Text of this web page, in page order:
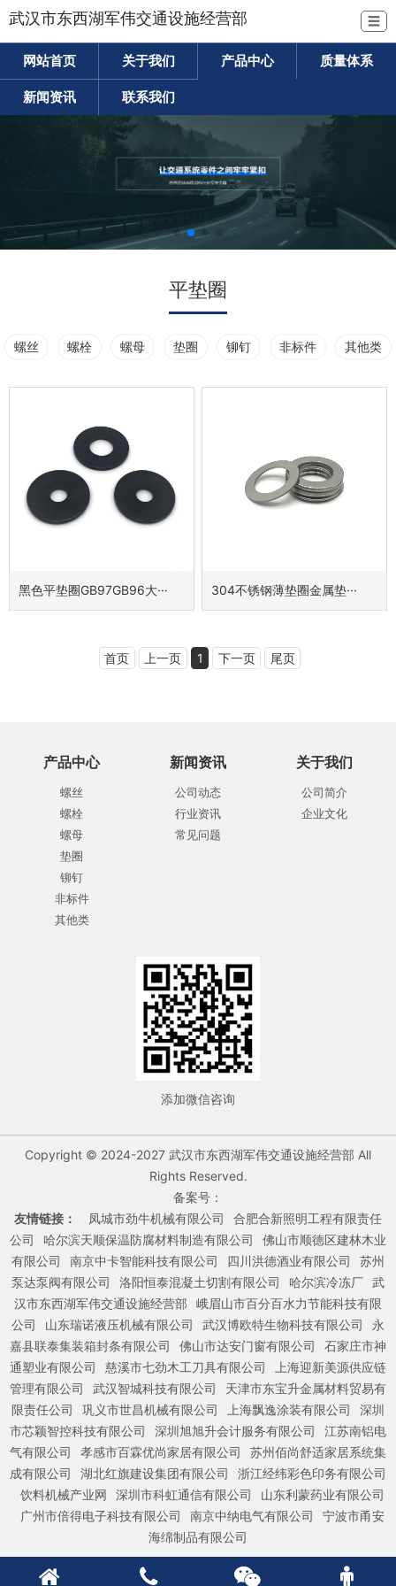
武汉市东西湖军伟交通设施经营部 ☰
网站首页 关于我们 产品中心 质量体系
新闻资讯 联系我们
平垫圈
螺丝 螺栓 螺母 垫圈 铆钉 非标件 其他类
黑色平垫圈GB97GB96大··· 304不锈钢薄垫圈金属垫···
首页 上一页 1 下一页 尾页
产品中心
螺丝
螺栓
螺母
垫圈
铆钉
非标件
其他类
新闻资讯
公司动态
行业资讯
常见问题
关于我们
公司简介
企业文化
添加微信咨询
Copyright © 2024-2027 武汉市东西湖军伟交通设施经营部 All
Rights Reserved.
备案号：
友情链接：
凤城市劲牛机械有限公司
合肥合新照明工程有限责任
公司
哈尔滨天顺保温防腐材料制造有限公司
佛山市顺德区建林木业
有限公司
南京中卡智能科技有限公司 四川洪德酒业有限公司
苏州
泵达泵阀有限公司
洛阳恒泰混凝土切割有限公司 哈尔滨冷冻厂 武
汉市东西湖军伟交通设施经营部
峨眉山市百分百水力节能科技有限
公司
山东瑞诺液压机械有限公司 武汉博欧特生物科技有限公司
永
嘉县联泰集装箱封条有限公司
佛山市达安门窗有限公司
石家庄市神
通塑业有限公司
慈溪市七劲木工刀具有限公司
上海迎新美源供应链
管理有限公司
武汉智城科技有限公司
天津市东宝升金属材料贸易有
限责任公司
巩义市世昌机械有限公司 上海飘逸涂装有限公司
深圳
市芯颖智控科技有限公司
深圳旭旭升会计服务有限公司
江苏南铝电
气有限公司
孝感市百霖优尚家居有限公司
苏州佰尚舒适家居系统集
成有限公司
湖北红旗建设集团有限公司
浙江经纬彩色印务有限公司
饮料机械产业网
深圳市科虹通信有限公司
山东利蒙药业有限公司
广州市倍得电子科技有限公司
南京中纳电气有限公司
宁波市甬安
海绵制品有限公司